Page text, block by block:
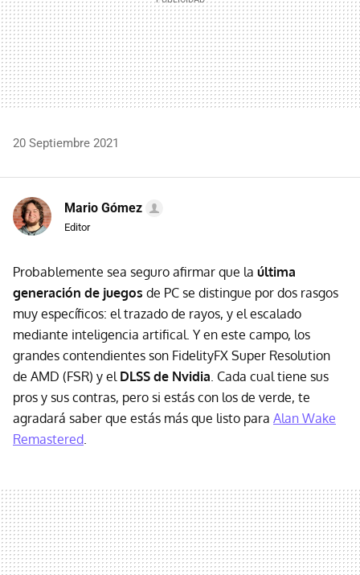
20 Septiembre 2021
Mario Gómez
Editor
Probablemente sea seguro afirmar que la última
generación de juegos de PC se distingue por dos rasgos
muy específicos: el trazado de rayos, y el escalado
mediante inteligencia artifical. Y en este campo, los
grandes contendientes son FidelityFX Super Resolution
de AMD (FSR) y el DLSS de Nvidia . Cada cual tiene sus
pros y sus contras, pero si estás con los de verde, te
agradará saber que estás más que listo para Alan Wake
Remastered